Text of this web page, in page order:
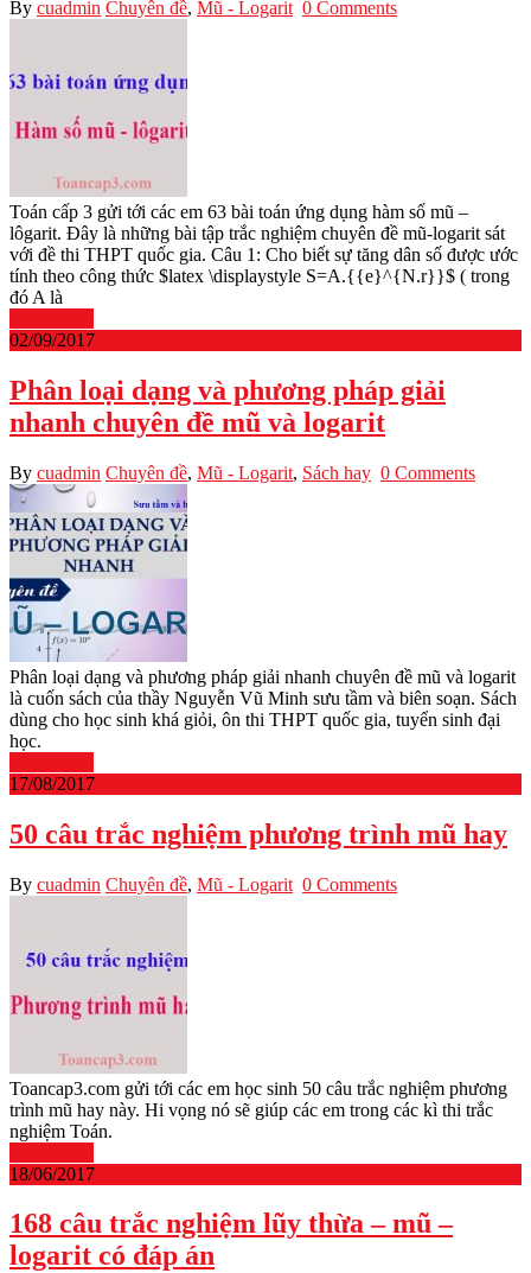
By cuadmin Chuyên đề, Mũ - Logarit 0 Comments
Toán cấp 3 gửi tới các em 63 bài toán ứng dụng hàm số mũ –
lôgarit. Đây là những bài tập trắc nghiệm chuyên đề mũ-logarit sát
với đề thi THPT quốc gia. Câu 1: Cho biết sự tăng dân số được ước
tính theo công thức $latex \displaystyle S=A.{{e}^{N.r}}$ ( trong
đó A là
02/09/2017
Phân loại dạng và phương pháp giải
nhanh chuyên đề mũ và logarit
By cuadmin Chuyên đề, Mũ - Logarit, Sách hay 0 Comments
Phân loại dạng và phương pháp giải nhanh chuyên đề mũ và logarit
là cuốn sách của thầy Nguyễn Vũ Minh sưu tầm và biên soạn. Sách
dùng cho học sinh khá giỏi, ôn thi THPT quốc gia, tuyển sinh đại
học.
17/08/2017
50 câu trắc nghiệm phương trình mũ hay
By cuadmin Chuyên đề, Mũ - Logarit 0 Comments
Toancap3.com gửi tới các em học sinh 50 câu trắc nghiệm phương
trình mũ hay này. Hi vọng nó sẽ giúp các em trong các kì thi trắc
nghiệm Toán.
18/06/2017
168 câu trắc nghiệm lũy thừa – mũ –
logarit có đáp án